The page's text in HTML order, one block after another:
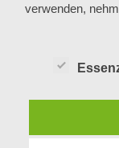
verwenden,